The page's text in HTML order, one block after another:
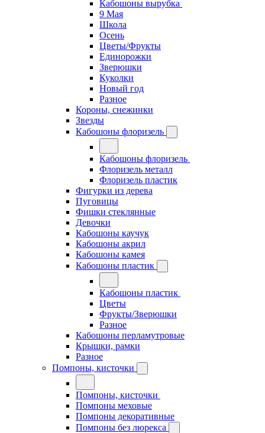
Кабошоны вырубка
9 Мая
Школа
Осень
Цветы/Фрукты
Единорожки
Зверюшки
Куколки
Новый год
Разное
Короны, снежинки
Звезды
Кабошоны флоризель
Кабошоны флоризель
Флоризель металл
Флоризель пластик
Фигурки из дерева
Пуговицы
Фишки стеклянные
Девочки
Кабошоны каучук
Кабошоны акрил
Кабошоны камея
Кабошоны пластик
Кабошоны пластик
Цветы
Фрукты/Зверюшки
Разное
Кабошоны перламутровые
Крышки, рамки
Разное
Помпоны, кисточки
Помпоны, кисточки
Помпоны меховые
Помпоны декоративные
Помпоны без люрекса